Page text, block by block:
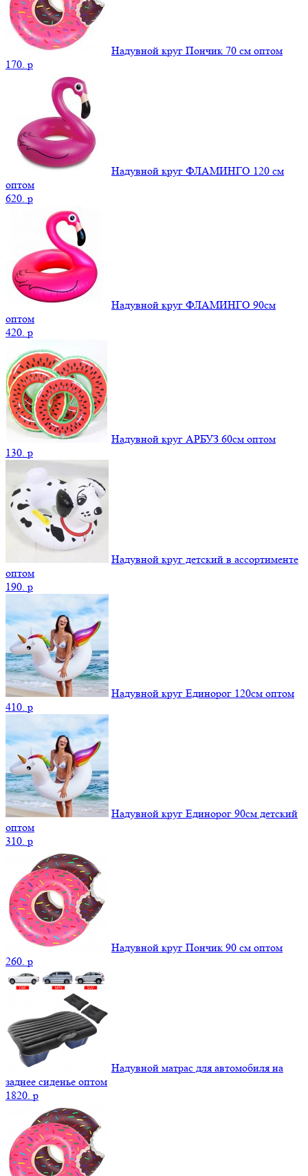
Надувной круг Пончик 70 см оптом
170. p
Надувной круг ФЛАМИНГО 120 см
оптом
620. p
Надувной круг ФЛАМИНГО 90см
оптом
420. p
Надувной круг АРБУЗ 60см оптом
130. p
Надувной круг детский в ассортименте
оптом
190. p
Надувной круг Единорог 120см оптом
410. p
Надувной круг Единорог 90см детский
оптом
310. p
Надувной круг Пончик 90 см оптом
260. p
Надувной матрас для автомобиля на
заднее сиденье оптом
1820. p